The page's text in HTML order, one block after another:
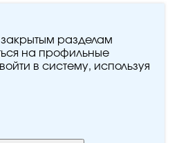
закрытым разделам
на профильные
в систему, используя